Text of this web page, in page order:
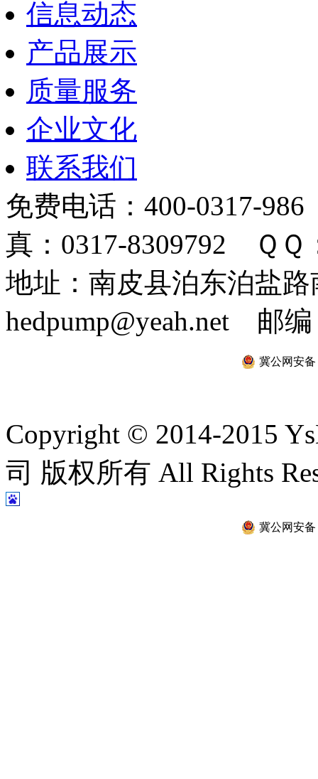
信息动态
产品展示
质量服务
企业文化
联系我们
免费电话：400-0317-
真：0317-8309792 ＱＱ
地址：南皮县泊东泊盐
hedpump@yeah.net 邮编
冀公网安备
Copyright © 2014-2015
司 版权所有 All Rights
冀公网安备